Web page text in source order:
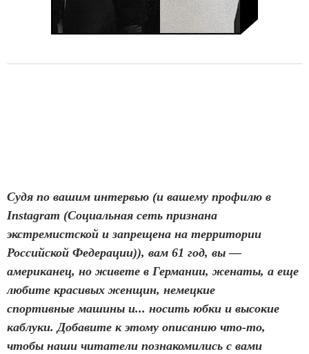
Судя по вашим интервью (и вашему профилю в
Instagram (Социальная сеть признана
экстремистской и запрещена на территории
Российской Федерации)), вам 61 год, вы —
американец, но живете в Германии, женаты, а еще
любите красивых женщин, немецкие
спортивные машины и... носить юбки и высокие
каблуки. Добавите к этому описанию что-то,
чтобы наши читатели познакомились с вами